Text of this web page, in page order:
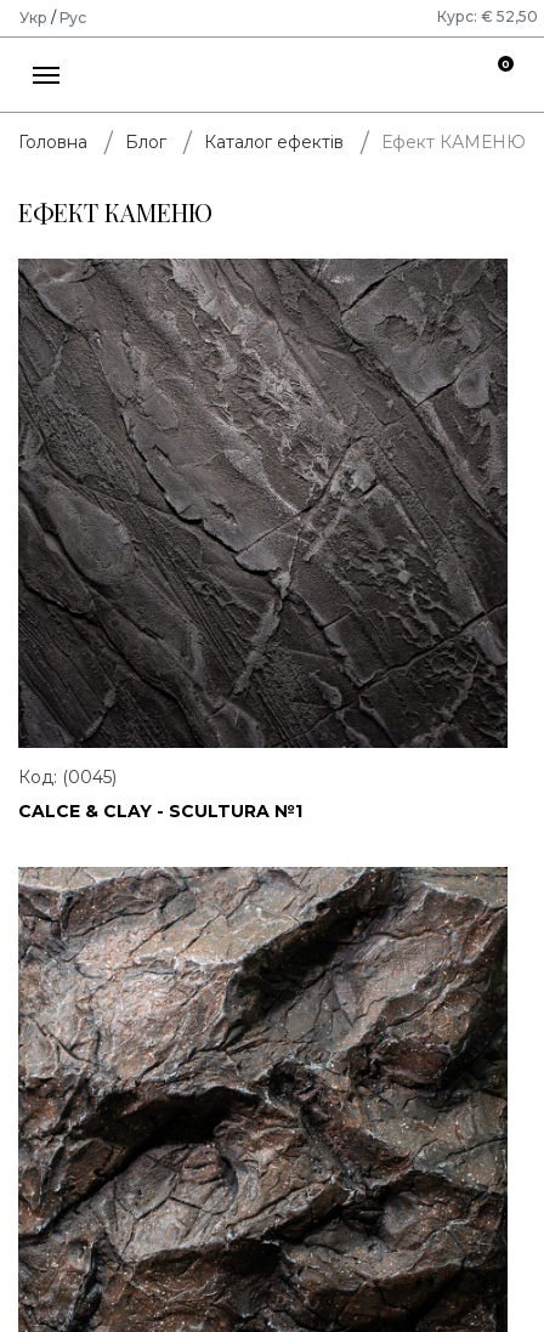
Укр / Рус Курс: € 52,50
0
Головна Блог Каталог ефектів Ефект КАМЕНЮ
ЕФЕКТ КАМЕНЮ
Код: (0045)
CALCE & CLAY - SCULTURA №1